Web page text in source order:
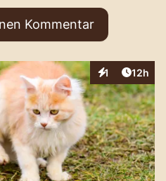
Kommentar
1
Interaktionen
Artikel
12h